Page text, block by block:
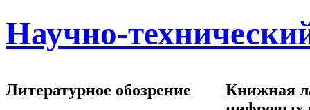
Научно-
Литературное обозрение
Книжная